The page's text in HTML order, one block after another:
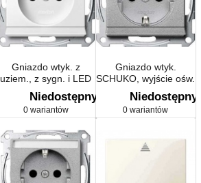
Gniazdo wtyk. z
uziem., z sygn. i LED
Sys M
Niedostępny
0 wariantów
Gniazdo wtyk.
SCHUKO, wyjście ośw.
i LED
Niedostępny
0 wariantów